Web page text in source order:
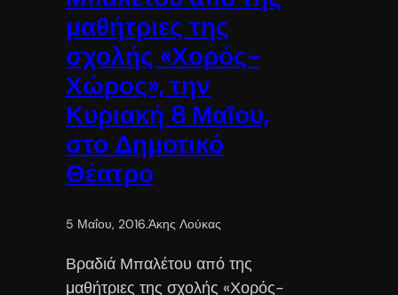
μαθήτριες της
σχολής «Χορός-
Χώρος», την
Κυριακή 8 Μαΐου,
στο Δημοτικό
Θέατρο
5 Μαΐου, 2016.Άκης Λούκας
Βραδιά Μπαλέτου από της
μαθήτριες της σχολής «Χορός-